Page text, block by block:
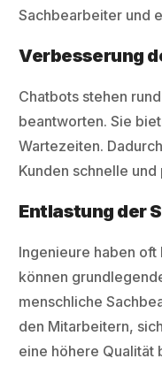
Sachbearbeiter und
Verbesserung
Chatbots stehen
beantworten. Sie
Wartezeiten.
Kunden schnelle
Entlastung der
Ingenieure haben
können
menschliche
den Mitarbeitern,
eine höhere Qualität